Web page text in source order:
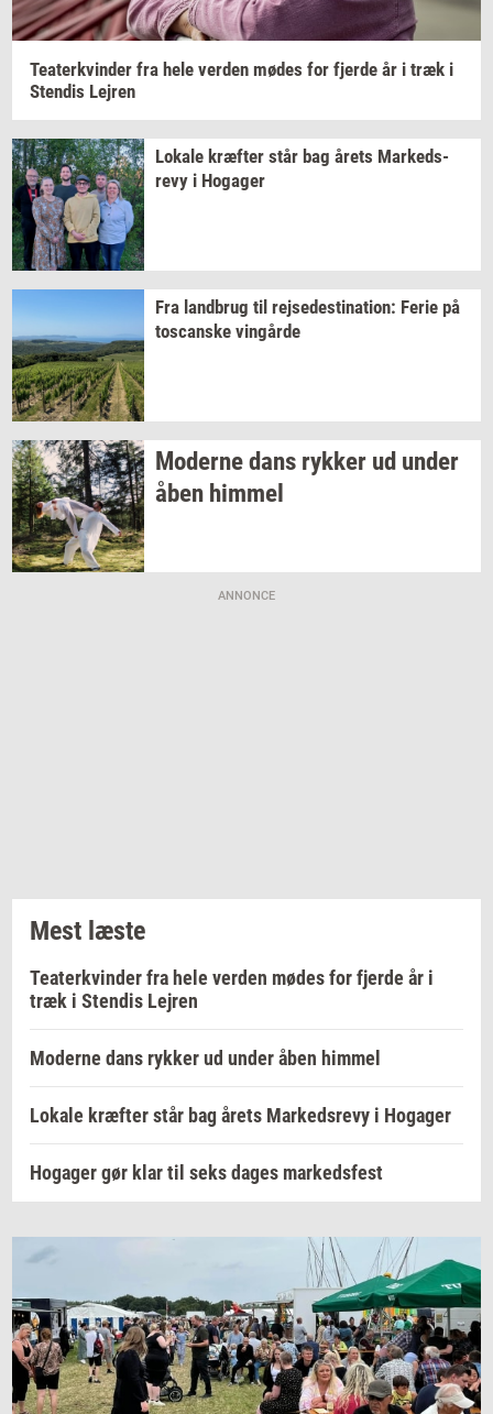
Te­a­ter­kvin­der fra hele ver­den mødes for fjer­de år i træk i
Sten­dis Lej­ren
Lo­ka­le kræf­ter står bag årets Mar­keds­
revy i Ho­ga­ger
Fra land­brug til rej­se­desti­na­tion: Ferie på
toscan­ske vin­går­de
Mo­der­ne dans ryk­ker ud under
åben him­mel
ANNONCE
Mest læste
Teaterkvinder fra hele verden mødes for fjerde år i
træk i Stendis Lejren
Moderne dans rykker ud under åben himmel
Lokale kræfter står bag årets Markedsrevy i Hogager
Hogager gør klar til seks dages markedsfest